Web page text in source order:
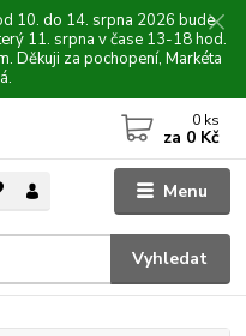
10. do 14. srpna 2026 bude
11. srpna v čase 13-18 hod.
Děkuji za pochopení, Markéta
Menu
Vyhledat
0 ks
za 0 Kč